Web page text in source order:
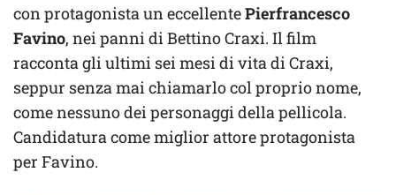
con protagonista un eccellentePierfrancesco
Favino, nei panni di Bettino Craxi. Il film
racconta gli ultimi sei mesi di vita di Craxi,
seppur senza mai chiamarlo col proprio nome,
come nessuno dei personaggi della pellicola.
Candidatura come miglior attore protagonista
per Favino.